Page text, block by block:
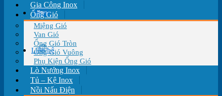
Tin tức
Liên hệ
Gia Công Inox
Ống Gió
Miệng Gió
Van Gió
Ống Gió Tròn
Ống Gió Vuông
Phụ Kiện Ống Gió
Lò Nướng Inox
Tủ – Kệ Inox
Nồi Nấu Điện